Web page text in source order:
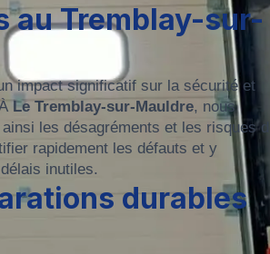
au Tremblay-sur-
impact significatif sur la sécurité et
Le Tremblay-sur-Mauldre, nous
les désagréments et les risques de
rapidement les défauts et y
inutiles.
durables